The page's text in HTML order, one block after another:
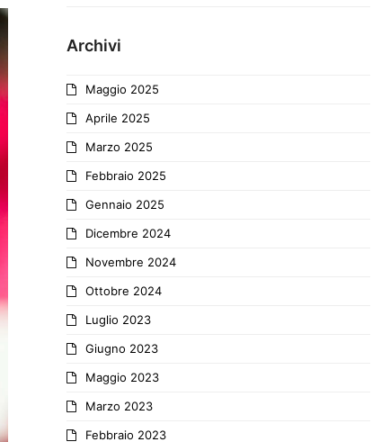
Archivi
Maggio 2025
Aprile 2025
Marzo 2025
Febbraio 2025
Gennaio 2025
Dicembre 2024
Novembre 2024
Ottobre 2024
Luglio 2023
Giugno 2023
Maggio 2023
Marzo 2023
Febbraio 2023